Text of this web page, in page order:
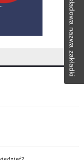
Przykładowa nazwa zakładki